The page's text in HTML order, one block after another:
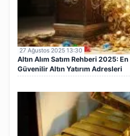
27 Ağustos 2025 13:30
Altın Alım Satım Rehberi 2025:
Güvenilir Altın Yatırım Adresleri